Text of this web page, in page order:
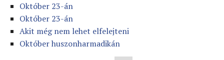
Október 23-án
Október 23-án
Akit még nem lehet elfelejteni
Október huszonharmadikán